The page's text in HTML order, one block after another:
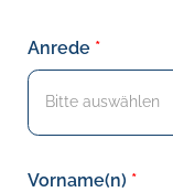
Anrede
Bitte auswählen
Vorname(n)